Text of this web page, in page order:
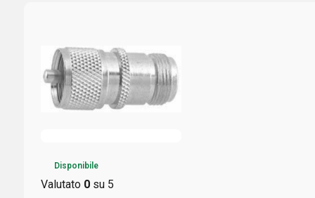
Disponibile
Valutato 0su 5